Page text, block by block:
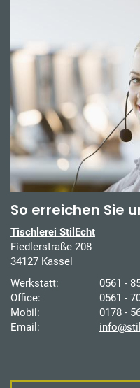
So erreichen Sie
Tischlerei StilEcht
Fiedlerstraße 208
34127 Kassel
Werkstatt:
0561 -
Office:
0561 -
Mobil:
0178 -
Email: